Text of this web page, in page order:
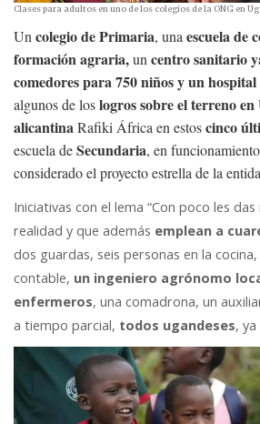
Clases para adultos en uno de los colegios de la ONG en
Un colegio de Primaria, una escuela de
formación agraria,un centro sanitario
comedores para 750 niños y un
algunos de loslogros sobre el terreno en
alicantinaRafiki África en estoscinco
escuela deSecundaria, en
considerado el proyecto estrella de la
Iniciativas con el lema “Con poco les
realidad y que además emplean a
dos guardas, seis personas en la
contable, un ingeniero agrónomo
enfermeros, una comadrona, un
a tiempo parcial, todos ugandeses,